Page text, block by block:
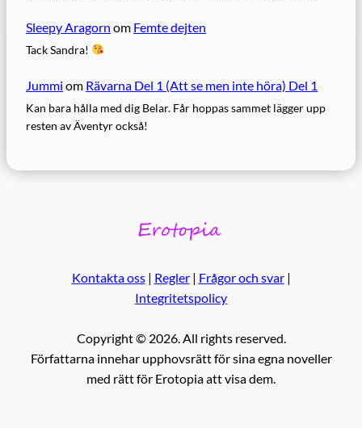
Sleepy Aragorn om Femte dejten
Tack Sandra!
Jummi om Rävarna Del 1 (Att se men inte höra) Del 1
Kan bara hålla med dig Belar. Får hoppas sammet lägger upp
resten av Äventyr också!
Kontakta oss| Regler| Frågor och svar|
Integritetspolicy
Copyright © 2026. All rights reserved.
Författarna innehar upphovsrätt för sina egna noveller
med rätt för Erotopia att visa dem.